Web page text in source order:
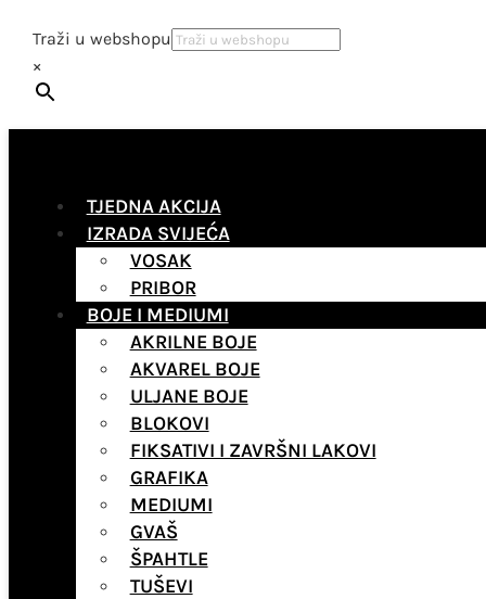
Traži u webshopu
×
TJEDNA AKCIJA
IZRADA SVIJEĆA
VOSAK
PRIBOR
BOJE I MEDIUMI
AKRILNE BOJE
AKVAREL BOJE
ULJANE BOJE
BLOKOVI
FIKSATIVI I ZAVRŠNI LAKOVI
GRAFIKA
MEDIUMI
GVAŠ
ŠPAHTLE
TUŠEVI